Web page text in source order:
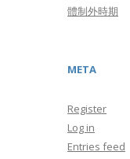
體制外時期
META
Register
Log in
Entries feed